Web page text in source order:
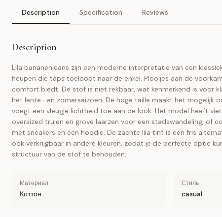
Description Specification Reviews
Description
Lila bananenjeans zijn een moderne interpretatie van een
heupen die taps toeloopt naar de enkel. Plooijes aan de
comfort biedt. De stof is niet rekbaar, wat kenmerkend is voor
het lente- en zomerseizoen. De hoge taille maakt het mogelijk
voegt een vleugje lichtheid toe aan de look. Het model heeft
oversized truien en grove laarzen voor een stadswandeling, of
met sneakers en een hoodie. De zachte lila tint is een fris
ook verkrijgbaar in andere kleuren, zodat je de perfecte optie
structuur van de stof te behouden.
Материал
Коттон
Стиль
casual